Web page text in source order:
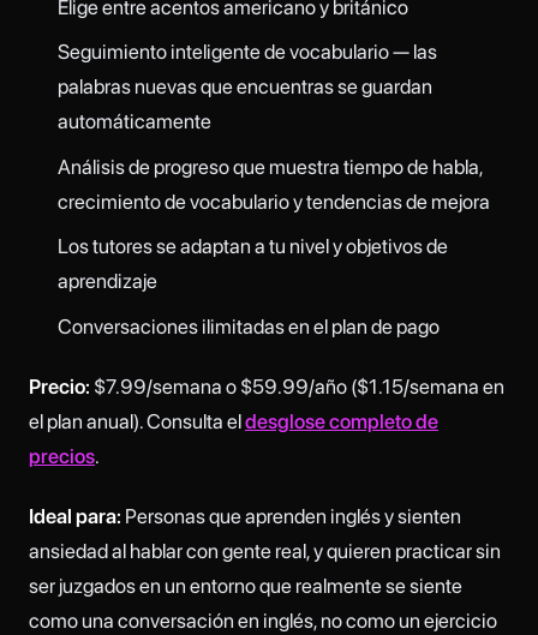
Elige entre acentos americano y británico
Seguimiento inteligente de vocabulario — las
palabras nuevas que encuentras se guardan
automáticamente
Análisis de progreso que muestra tiempo de habla,
crecimiento de vocabulario y tendencias de mejora
Los tutores se adaptan a tu nivel y objetivos de
aprendizaje
Conversaciones ilimitadas en el plan de pago
Precio: $7.99/semana o $59.99/año ($1.15/semana en
el plan anual). Consulta eldesglose completo de
precios.
Ideal para: Personas que aprenden inglés y sienten
ansiedad al hablar con gente real, y quieren practicar sin
ser juzgados en un entorno que realmente se siente
como una conversación en inglés, no como un ejercicio